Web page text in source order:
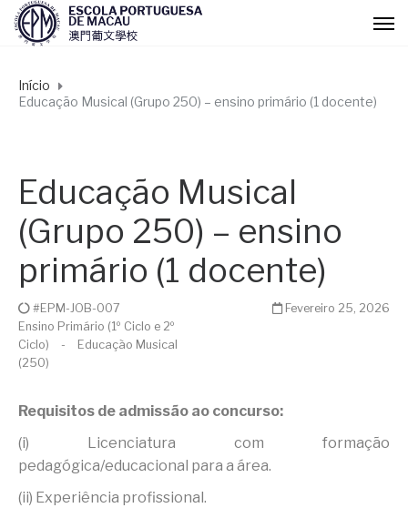
Início
Educação Musical (Grupo 250) – ensino primário (1 docente)
Educação Musical
(Grupo 250) – ensino
primário (1 docente)
#EPM-JOB-007
Fevereiro 25, 2026
Ensino Primário (1º Ciclo e 2º
Ciclo)
-
Educação Musical
(250)
Requisitos de admissão ao concurso:
(i) Licenciatura com formação
pedagógica/educacional para a área.
(ii) Experiência profissional.